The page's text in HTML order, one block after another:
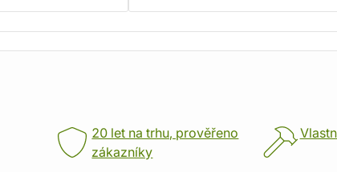
20 let na trhu, prověřeno
zákazníky